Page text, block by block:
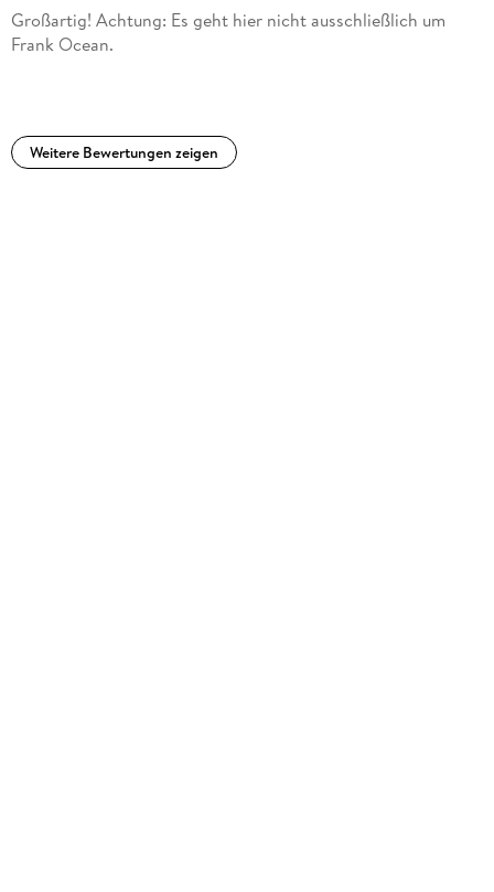
Großartig! Achtung: Es geht hier nicht ausschließlich um
Frank Ocean.
Weitere Bewertungen zeigen